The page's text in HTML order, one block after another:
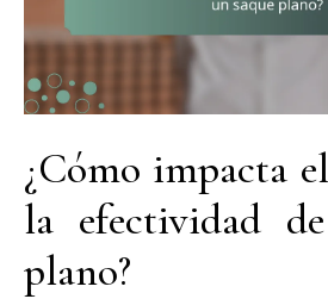
¿Cómo impacta
la efectividad
plano?